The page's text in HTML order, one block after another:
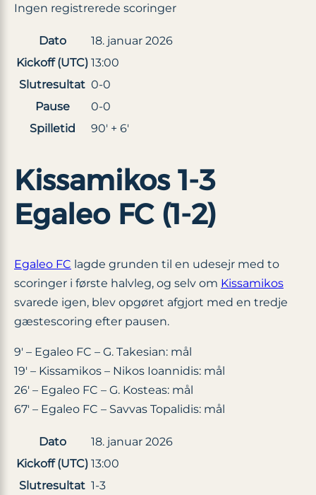
Ingen registrerede scoringer
Dato
18. januar 2026
Kickoff (UTC) 13:00
Slutresultat 0-0
Pause
0-0
Spilletid
90′ + 6′
Kissamikos 1-3
Egaleo FC (1-2)
Egaleo FC lagde grunden til en udesejr med to
scoringer i første halvleg, og selv om Kissamikos
svarede igen, blev opgøret afgjort med en tredje
gæstescoring efter pausen.
9′ – Egaleo FC – G. Takesian: mål
19′ – Kissamikos – Nikos Ioannidis: mål
26′ – Egaleo FC – G. Kosteas: mål
67′ – Egaleo FC – Savvas Topalidis: mål
Dato
18. januar 2026
Kickoff (UTC) 13:00
Slutresultat 1-3